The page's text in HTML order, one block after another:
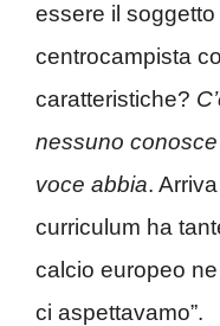
essere il
centrocampista
caratteristiche?
nessuno
voce abbia. Arriva
curriculum ha
calcio europeo
ci aspettavamo”.